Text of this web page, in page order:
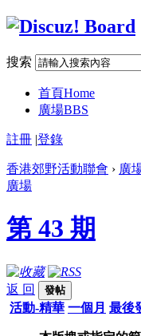
搜索
首頁Home
廣場BBS
註冊 |登錄
香港郊野活動聯會 › 廣
廣場
第 43 期
返 回 發帖
活動-精華 一個月 最後